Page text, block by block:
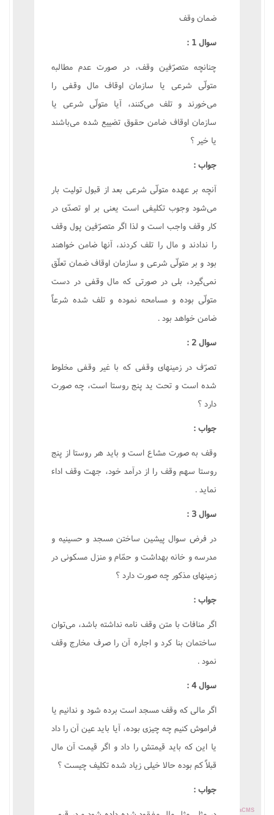
ضمان وقف
سوال 1 :
چنانچه متصرّفين وقف، در صورت عدم مطالبه
متولّى شرعى يا سازمان اوقاف مال وقفى را
مى‌خورند و تلف مى‌کنند، آيا متولّى شرعى يا
سازمان اوقاف ضامن حقوق تضييع شده مى‌باشند
يا خير ؟
جواب :
آنچه بر عهده متولّى شرعى بعد از قبول توليت بار
مى‌شود وجوب تکليفى است يعنى بر او تصدّى در
کار وقف واجب است و لذا اگر متصرّفين پول وقف
را ندادند و مال را تلف کردند، آنها ضامن خواهند
بود و بر متولّى شرعى و سازمان اوقاف ضمان تعلّق
نمى‌گيرد، بلى در صورتى که مال وقفى در دست
متولّى بوده و مسامحه نموده و تلف شده شرعاً
ضامن خواهد بود .
سوال 2 :
تصرّف در زمينهاى وقفى که با غير وقفى مخلوط
شده است و تحت يد پنج روستا است، چه صورت
دارد ؟
جواب :
وقف به صورت مشاع است و بايد هر روستا از پنج
روستا سهم وقف را از درآمد خود، جهت وقف اداء
نمايد .
سوال 3 :
در فرض سوال پيشين ساختن مسجد و حسينيه و
مدرسه و خانه بهداشت و حمّام و منزل مسکونى در
زمينهاى مذکور چه صورت دارد ؟
جواب :
اگر منافات با متن وقف نامه نداشته باشد، مى‌توان
ساختمان بنا کرد و اجاره آن را صرف مخارج وقف
نمود .
سوال 4 :
اگر مالى که وقف مسجد است برده شود و ندانيم يا
فراموش کنيم چه چيزى بوده، آيا بايد عين آن را داد
يا اين که بايد قيمتش را داد و اگر قيمت آن مال
قبلاً کم بوده حالا خيلى زياد شده تکليف چيست ؟
جواب :
Powered by TayaCMS